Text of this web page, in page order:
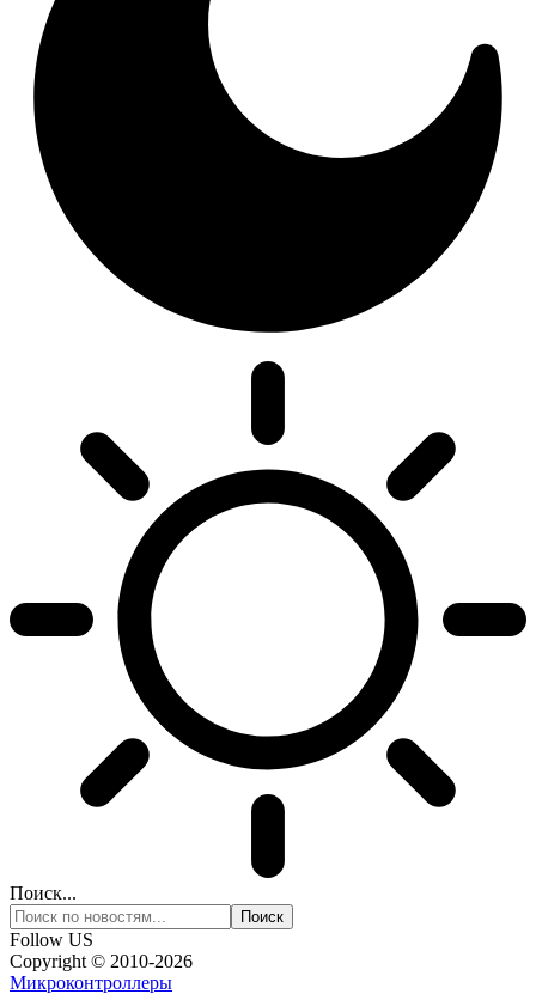
Поиск...
Follow US
Copyright © 2010-2026
Микроконтроллеры